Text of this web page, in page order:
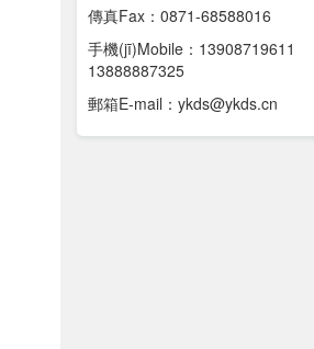
傳真Fax：0871-68588016
手機(jī)Mobile：13908719611
13888887325
郵箱E-mail：ykds@ykds.cn